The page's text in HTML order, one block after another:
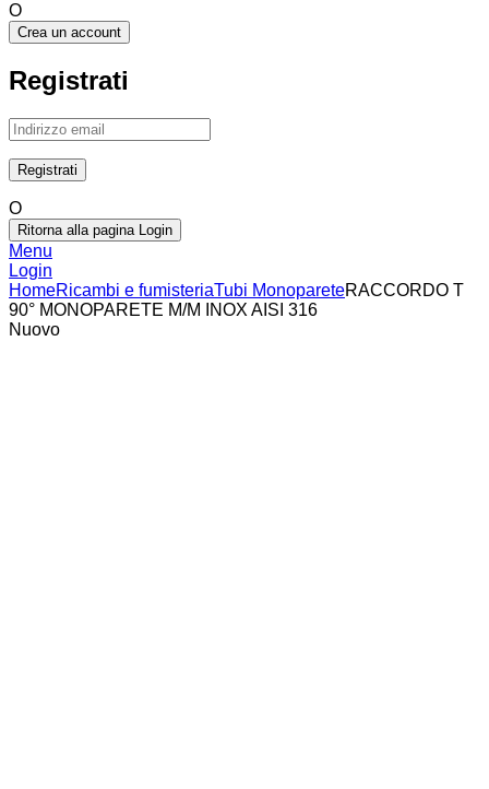
O
Crea un account
Registrati
O
Ritorna alla pagina Login
Menu
Login
HomeRicambi e fumisteriaTubi MonopareteRACCORDO T
90° MONOPARETE M/M INOX AISI 316
Nuovo